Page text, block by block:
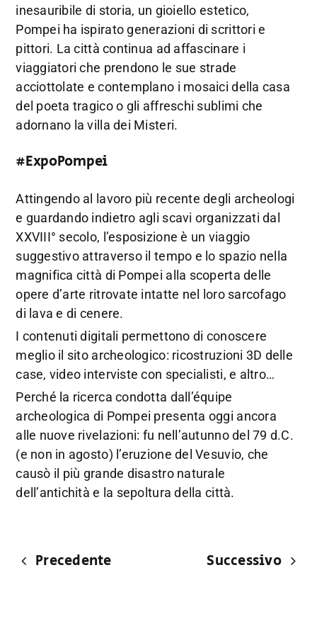
inesauribile di storia, un gioiello estetico,
Pompei ha ispirato generazioni di scrittori e
pittori. La città continua ad affascinare i
viaggiatori che prendono le sue strade
acciottolate e contemplano i mosaici della casa
del poeta tragico o gli affreschi sublimi che
adornano la villa dei Misteri.
#ExpoPompei
Attingendo al lavoro più recente degli archeologi
e guardando indietro agli scavi organizzati dal
XXVIII° secolo, l’esposizione è un viaggio
suggestivo attraverso il tempo e lo spazio nella
magnifica città di Pompei alla scoperta delle
opere d’arte ritrovate intatte nel loro sarcofago
di lava e di cenere.
I contenuti digitali permettono di conoscere
meglio il sito archeologico: ricostruzioni 3D delle
case, video interviste con specialisti, e altro…
Perché la ricerca condotta dall’équipe
archeologica di Pompei presenta oggi ancora
alle nuove rivelazioni: fu nell’autunno del 79 d.C.
(e non in agosto) l’eruzione del Vesuvio, che
causò il più grande disastro naturale
dell’antichità e la sepoltura della città.
Precedente Successivo